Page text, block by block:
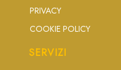
PRIVACY
COOKIE POLICY
SERVIZI